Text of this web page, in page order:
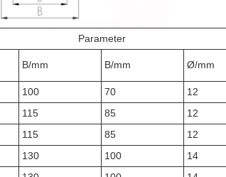
Parameter
B/mm B/mm Ø/mm
100 70 12
115 85 12
115 85 12
130 100 14